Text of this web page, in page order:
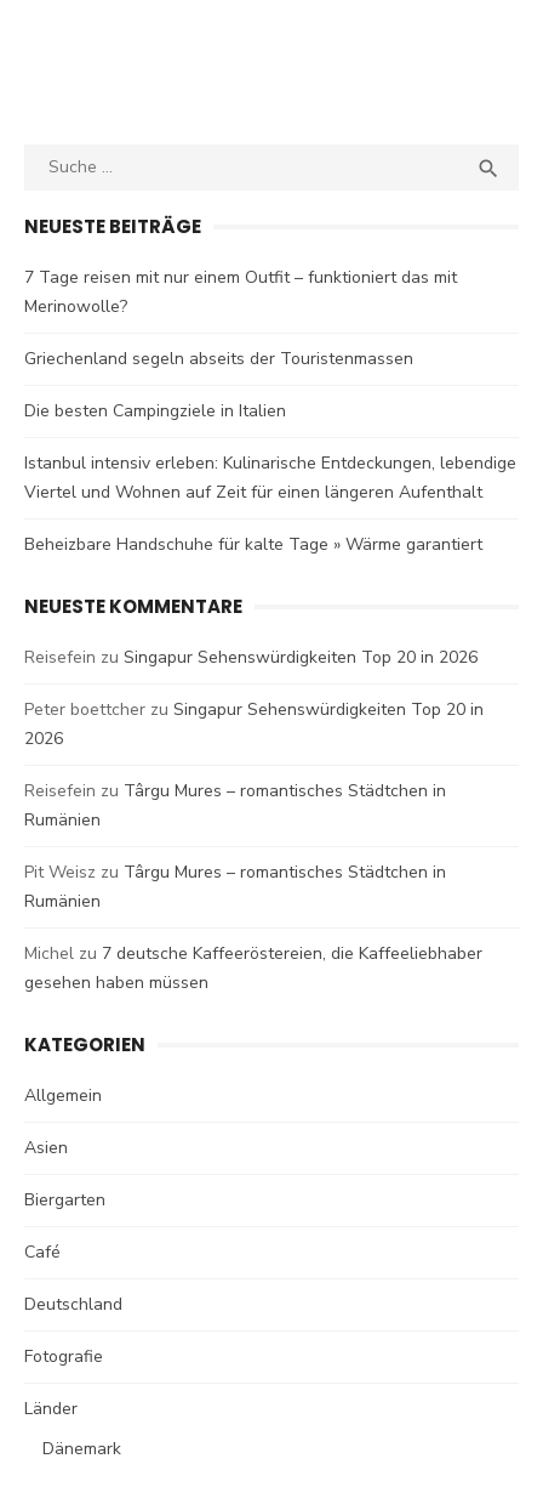
Search

NEUESTE BEITRÄGE
7 Tage reisen mit nur einem Outfit – funktioniert das mit
Merinowolle?
Griechenland segeln abseits der Touristenmassen
Die besten Campingziele in Italien
Istanbul intensiv erleben: Kulinarische Entdeckungen, lebendige
Viertel und Wohnen auf Zeit für einen längeren Aufenthalt
Beheizbare Handschuhe für kalte Tage » Wärme garantiert
NEUESTE KOMMENTARE
Reisefein zu Singapur Sehenswürdigkeiten Top 20 in 2026
Peter boettcher zu Singapur Sehenswürdigkeiten Top 20 in
2026
Reisefein zu Târgu Mures – romantisches Städtchen in
Rumänien
Pit Weisz zu Târgu Mures – romantisches Städtchen in
Rumänien
Michel zu 7 deutsche Kaffeeröstereien, die Kaffeeliebhaber
gesehen haben müssen
KATEGORIEN
Allgemein
Asien
Biergarten
Café
Deutschland
Fotografie
Länder
Dänemark